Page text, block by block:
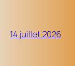
14 juillet 2026